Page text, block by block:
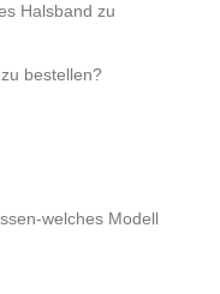
Halsband zu
bestellen?
welches Modell